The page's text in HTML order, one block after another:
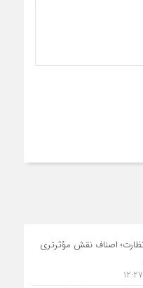
اصناف نقش مؤثرتری